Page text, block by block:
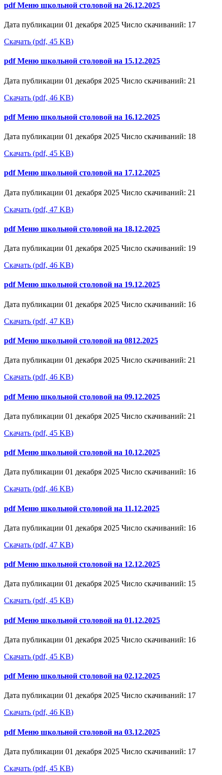
pdf Меню школьной столовой на 26.12.2025
Дата публикации 01 декабря 2025 Число скачиваний: 17
Скачать (pdf, 45 KB)
pdf Меню школьной столовой на 15.12.2025
Дата публикации 01 декабря 2025 Число скачиваний: 21
Скачать (pdf, 46 KB)
pdf Меню школьной столовой на 16.12.2025
Дата публикации 01 декабря 2025 Число скачиваний: 18
Скачать (pdf, 45 KB)
pdf Меню школьной столовой на 17.12.2025
Дата публикации 01 декабря 2025 Число скачиваний: 21
Скачать (pdf, 47 KB)
pdf Меню школьной столовой на 18.12.2025
Дата публикации 01 декабря 2025 Число скачиваний: 19
Скачать (pdf, 46 KB)
pdf Меню школьной столовой на 19.12.2025
Дата публикации 01 декабря 2025 Число скачиваний: 16
Скачать (pdf, 47 KB)
pdf Меню школьной столовой на 0812.2025
Дата публикации 01 декабря 2025 Число скачиваний: 21
Скачать (pdf, 46 KB)
pdf Меню школьной столовой на 09.12.2025
Дата публикации 01 декабря 2025 Число скачиваний: 21
Скачать (pdf, 45 KB)
pdf Меню школьной столовой на 10.12.2025
Дата публикации 01 декабря 2025 Число скачиваний: 16
Скачать (pdf, 46 KB)
pdf Меню школьной столовой на 11.12.2025
Дата публикации 01 декабря 2025 Число скачиваний: 16
Скачать (pdf, 47 KB)
pdf Меню школьной столовой на 12.12.2025
Дата публикации 01 декабря 2025 Число скачиваний: 15
Скачать (pdf, 45 KB)
pdf Меню школьной столовой на 01.12.2025
Дата публикации 01 декабря 2025 Число скачиваний: 16
Скачать (pdf, 45 KB)
pdf Меню школьной столовой на 02.12.2025
Дата публикации 01 декабря 2025 Число скачиваний: 17
Скачать (pdf, 46 KB)
pdf Меню школьной столовой на 03.12.2025
Дата публикации 01 декабря 2025 Число скачиваний: 17
Скачать (pdf, 45 KB)